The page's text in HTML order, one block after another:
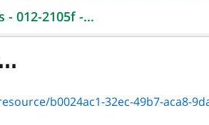
- 012-2105f -...
32ec-49b7-aca8-